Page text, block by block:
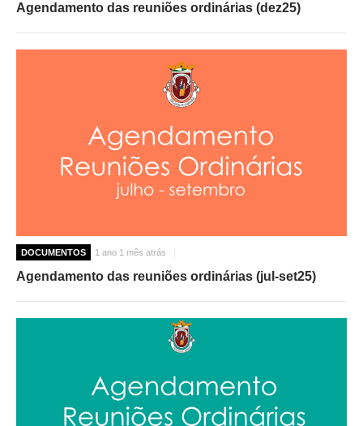
Agendamento das reuniões ordinárias (dez25)
DOCUMENTOS 1 ano 1 mês atrás
Agendamento das reuniões ordinárias (jul-set25)